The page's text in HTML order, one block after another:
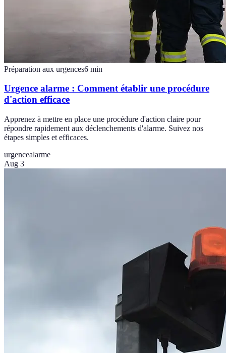
Préparation aux urgences6 min
Urgence alarme : Comment établir une procédure
d'action efficace
Apprenez à mettre en place une procédure d'action claire pour
répondre rapidement aux déclenchements d'alarme. Suivez nos
étapes simples et efficaces.
urgencealarme
Aug 3